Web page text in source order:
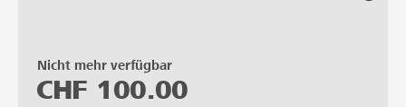
Nicht mehr verfügbar
CHF 100.00